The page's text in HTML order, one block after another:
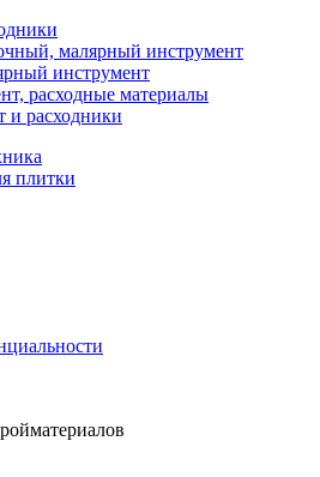
малярный инструмент
инструмент
расходные материалы
и расходники
плитки